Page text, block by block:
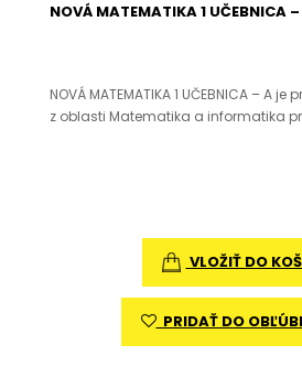
NOVÁ MATEMATIKA 1 UČEBNICA
NOVÁ MATEMATIKA 1 UČEBNICA – A
z oblasti Matematika a informatika
VLOŽIŤ DO
PRIDAŤ DO